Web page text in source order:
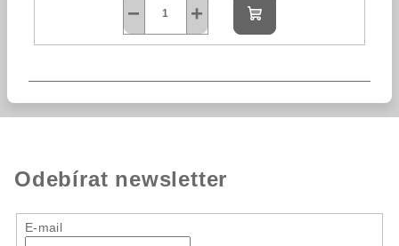
+
−
Do
košíku
Odebírat newsletter
E-mail